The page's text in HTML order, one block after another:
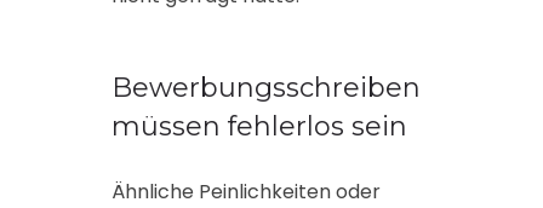
Bewerbungsschreiben
müssen fehlerlos sein
Ähnliche Peinlichkeiten oder